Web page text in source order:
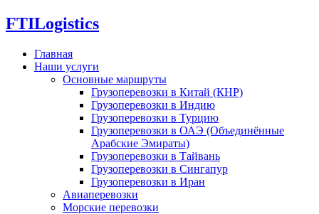
FTILogistics
Главная
Наши услуги
Основные маршруты
Грузоперевозки в Китай (КНР)
Грузоперевозки в Индию
Грузоперевозки в Турцию
Грузоперевозки в ОАЭ (Объединённые
Арабские Эмираты)
Грузоперевозки в Тайвань
Грузоперевозки в Сингапур
Грузоперевозки в Иран
Авиаперевозки
Морские перевозки